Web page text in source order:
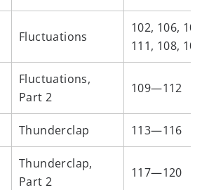
Fluctuations
102, 106,
111, 108,
Fluctuations,
Part 2
109—112
Thunderclap 113—116
Thunderclap,
Part 2
117—120